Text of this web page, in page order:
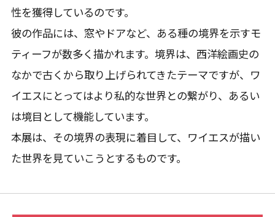
性を獲得しているのです。
彼の作品には、窓やドアなど、ある種の境界を示すモ
ティーフが数多く描かれます。境界は、西洋絵画史の
なかで古くから取り上げられてきたテーマですが、ワ
イエスにとってはより私的な世界との繋がり、あるい
は境目として機能しています。
本展は、その境界の表現に着目して、ワイエスが描い
た世界を見ていこうとするものです。